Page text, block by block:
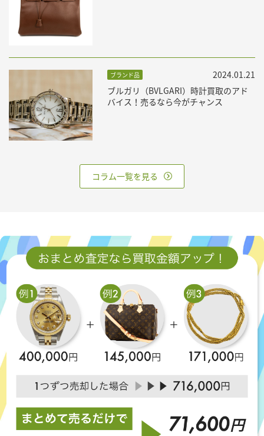
ブランド品
ブルガリ（BVLGARI）時計買取のアド
バイス！売るなら今がチャンス
2024.01.21
コラム一覧を見る